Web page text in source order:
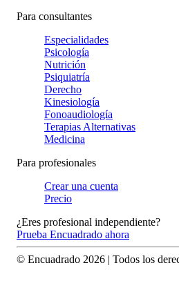
Para consultantes
Especialidades
Psicología
Nutrición
Psiquiatría
Derecho
Kinesiología
Fonoaudiología
Terapias Alternativas
Medicina
Para profesionales
Crear una cuenta
Precio
¿Eres profesional independiente?
Prueba Encuadrado ahora
© Encuadrado 2026 | Todos los